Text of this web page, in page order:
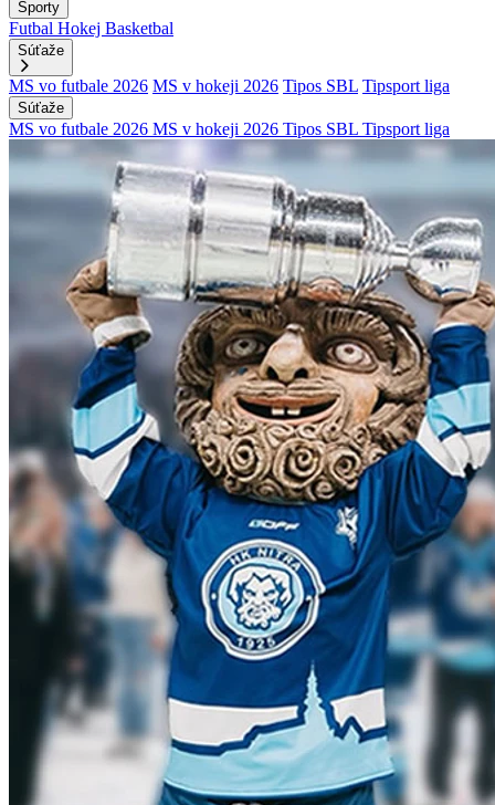
Športy
Futbal Hokej Basketbal
Súťaže
MS vo futbale 2026 MS v hokeji 2026 Tipos SBL Tipsport liga
Súťaže
MS vo futbale 2026 MS v hokeji 2026 Tipos SBL Tipsport liga